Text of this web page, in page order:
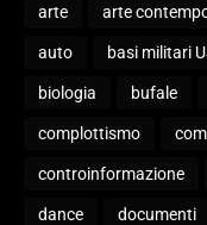
arte arte
auto basi militari
biologia bufale
complottismo
controinformazione
dance documenti